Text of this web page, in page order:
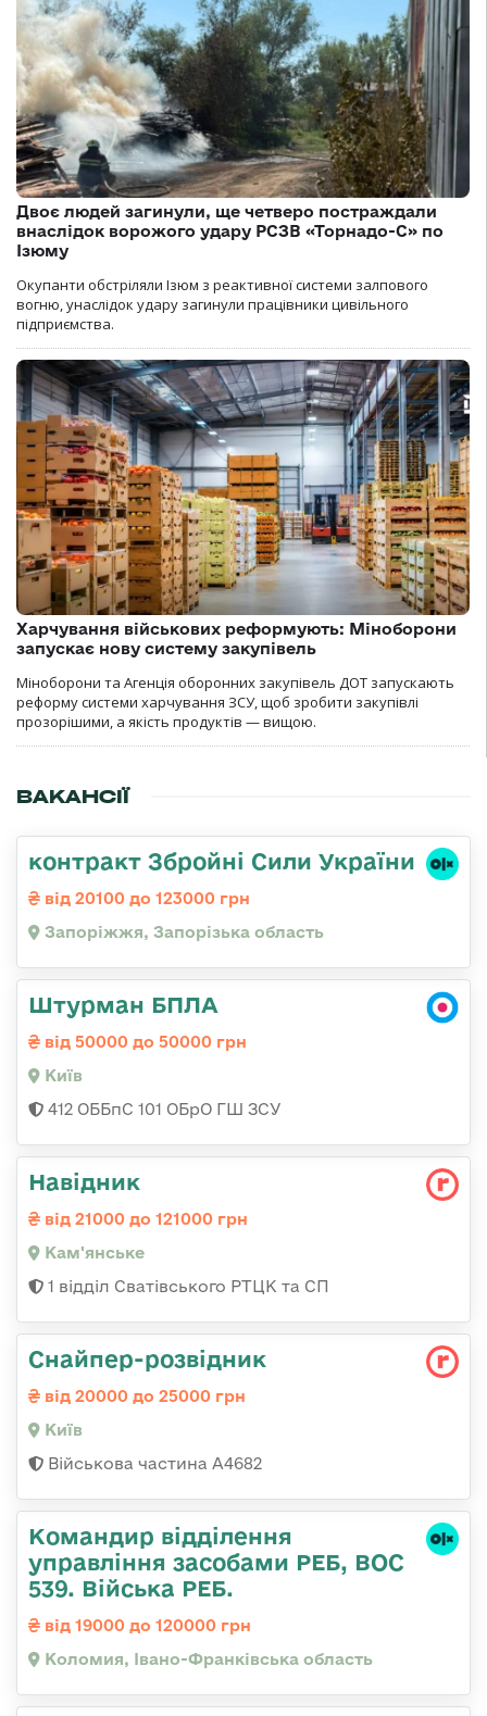
Двоє людей загинули, ще четверо постраждали
внаслідок ворожого удару РСЗВ «Торнадо-С» по
Ізюму
Окупанти обстріляли Ізюм з реактивної системи залпового
вогню, унаслідок удару загинули працівники цивільного
підприємства.
Харчування військових реформують: Міноборони
запускає нову систему закупівель
Міноборони та Агенція оборонних закупівель ДОТ запускають
реформу системи харчування ЗСУ, щоб зробити закупівлі
прозорішими, а якість продуктів — вищою.
ВАКАНСІЇ
контракт Збройні Сили України
від 20100 до 123000 грн
Запоріжжя, Запорізька область
Штурман БПЛА
від 50000 до 50000 грн
Київ
412 ОББпС 101 ОБрО ГШ ЗСУ
Навідник
від 21000 до 121000 грн
Кам'янське
1 відділ Сватівського РТЦК та СП
Снайпер-розвідник
від 20000 до 25000 грн
Київ
Військова частина А4682
Командир відділення
управління засобами РЕБ, ВОС
539. Війська РЕБ.
від 19000 до 120000 грн
Коломия, Івано-Франківська область